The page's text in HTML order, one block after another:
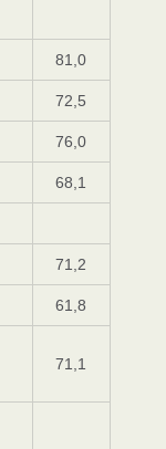
81,0
72,5
76,0
68,1
71,2
61,8
71,1